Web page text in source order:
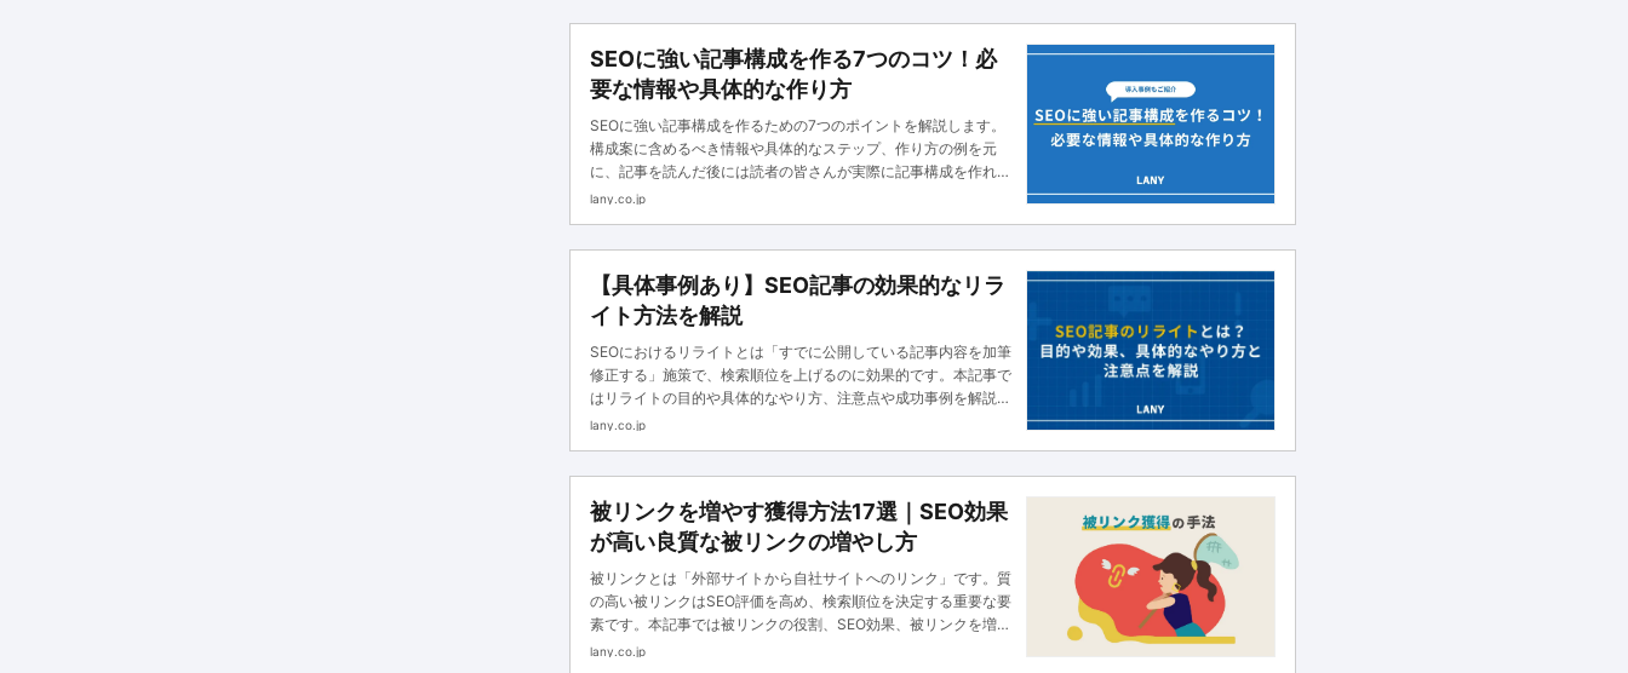
SEOに強い記事構成を作る7つのコツ！必
要な情報や具体的な作り方
SEOに強い記事構成を作るための7つのポイントを解説します。
構成案に含めるべき情報や具体的なステップ、作り方の例を元
に、記事を読んだ後には読者の皆さんが実際に記事構成を作れる
状態になっているでしょう。
lany.co.jp
【具体事例あり】SEO記事の効果的なリラ
イト方法を解説
SEOにおけるリライトとは「すでに公開している記事内容を加筆
修正する」施策で、検索順位を上げるのに効果的です。本記事で
はリライトの目的や具体的なやり方、注意点や成功事例を解説し
ます。
lany.co.jp
被リンクを増やす獲得方法17選｜SEO効果
が高い良質な被リンクの増やし方
被リンクとは「外部サイトから自社サイトへのリンク」です。質
の高い被リンクはSEO評価を高め、検索順位を決定する重要な要
素です。本記事では被リンクの役割、SEO効果、被リンクを増や
す獲得方法を解説します。
lany.co.jp